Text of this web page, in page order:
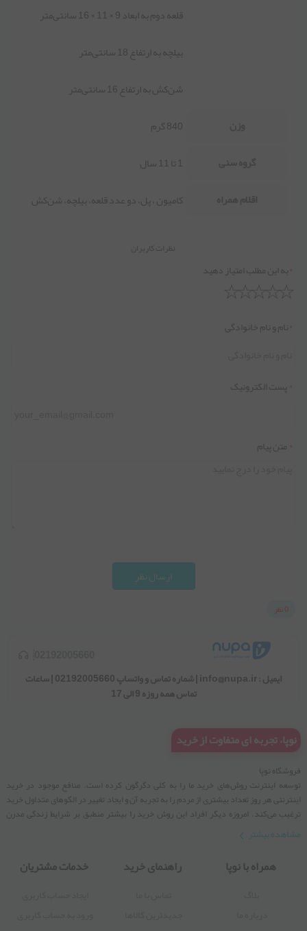
قلعه دوم به ابعاد 9 × 11 × 16 سانتی‌متر
بیلچه به ارتفاع 18 سانتی‌متر
شن‌کش به ارتفاع 16 سانتی‌متر
840 گرم
1 تا 11 سال
کامیون ، پل، دو عدد قلعه، بیلچه، شن‌کش
نظرات کاربران
*به این مطلب امتیاز دهید
*نام و نام خانوادگی
* پست الکترونیک
* متن پیام
ارسال نظر
0 نظر